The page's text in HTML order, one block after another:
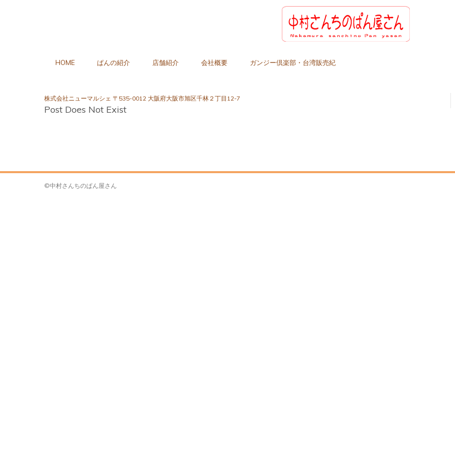
HOME ぱんの紹介 店舗紹介 会社概要 ガンジー倶楽部・台湾販売紀
株式会社ニューマルシェ 〒535-0012 大阪府大阪市旭区千林２丁目12-7
Post Does Not Exist
©中村さんちのぱん屋さん